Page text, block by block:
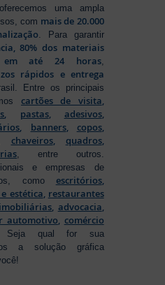
uma ampla
com mais de 20.000
. Para garantir
80% dos materiais
em até 24 horas,
rápidos e entrega
Entre os principais
cartões de visita,
, pastas, adesivos,
, banners, copos,
chaveiros, quadros,
, entre outros.
e empresas de
como escritórios,
estética, restaurantes
imobiliárias, advocacia,
automotivo, comércio
Seja qual for sua
a solução gráfica